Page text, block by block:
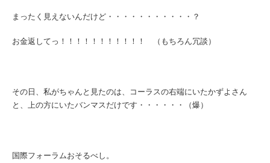
まったく見えないんだけど・・・・・・・・・・・？
お金返してっ！！！！！！！！！！！ （もちろん冗談）
その日、私がちゃんと見たのは、コーラスの右端にいたかずよさん
と、上の方にいたバンマスだけです・・・・・・（爆）
国際フォーラムおそるべし。